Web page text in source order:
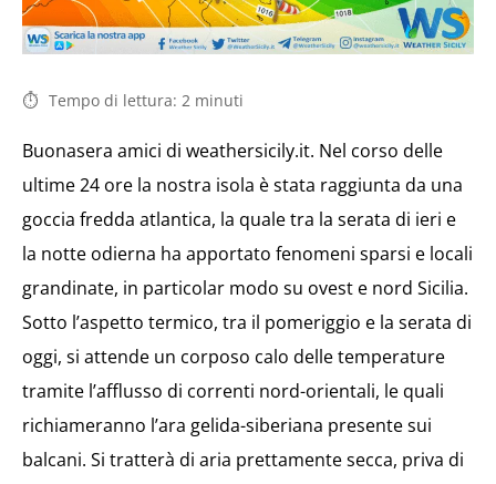
Tempo di lettura: 2 minuti
Buonasera amici di weathersicily.it. Nel corso delle
ultime 24 ore la nostra isola è stata raggiunta da una
goccia fredda atlantica, la quale tra la serata di ieri e
la notte odierna ha apportato fenomeni sparsi e locali
grandinate, in particolar modo su ovest e nord Sicilia.
Sotto l’aspetto termico, tra il pomeriggio e la serata di
oggi, si attende un corposo calo delle temperature
tramite l’afflusso di correnti nord-orientali, le quali
richiameranno l’ara gelida-siberiana presente sui
balcani. Si tratterà di aria prettamente secca, priva di